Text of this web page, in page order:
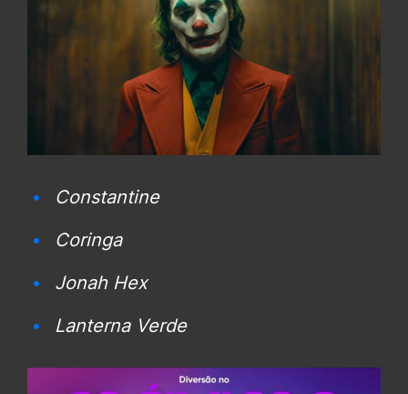
Constantine
Coringa
Jonah Hex
Lanterna Verde